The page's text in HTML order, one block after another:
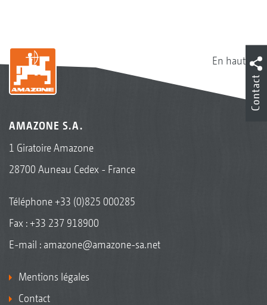
En haut
AMAZONE S.A.
1 Giratoire Amazone
28700 Auneau Cedex - France
Téléphone+33 (0)825 000285
Fax : +33 237 918900
E-mail : amazone@amazone-sa.net
Mentions légales
Contact
Contact